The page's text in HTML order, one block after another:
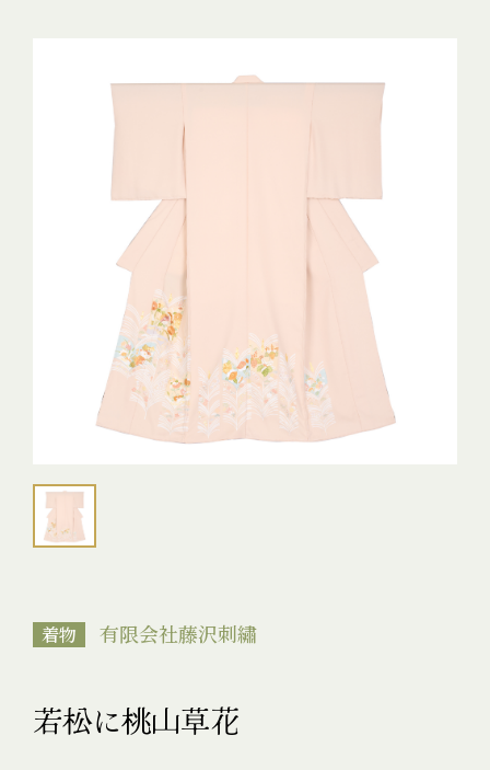
着物 有限会社藤沢刺繡
若松に桃山草花